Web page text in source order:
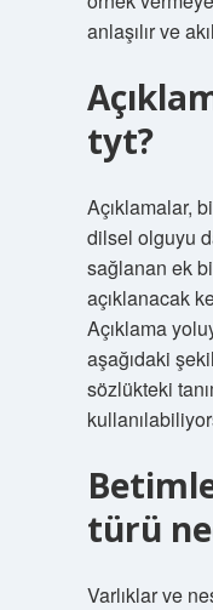
anlaşılır ve
tyt?
Açıklamalar,
dilsel olguyu
sağlanan ek
açıklanacak
Açıklama
aşağıdaki
sözlükteki
türü
Varlıklar ve